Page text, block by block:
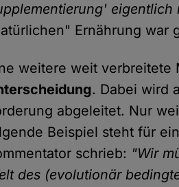
Ernährung war
weitere weit
. Dabei wird
abgeleitet. Nur
Beispiel steht für
schrieb: "Wir
des (evolutionär